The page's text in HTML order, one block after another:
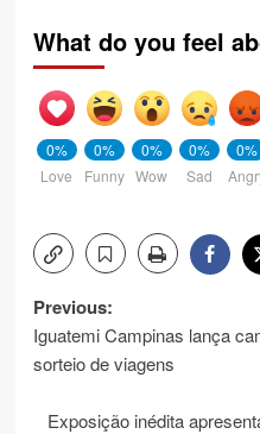
What do you feel
0%
Love
0%
Funny
0%
Wow
0%
Sad
0%
Post
navigation
Previous:
Iguatemi Campinas lança
sorteio de viagens
Exposição inédita